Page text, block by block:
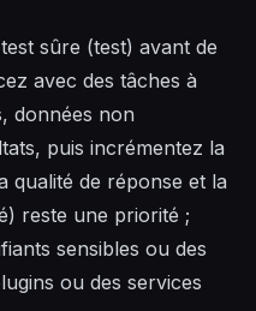
sûre (test) avant de
avec des tâches à
données non
puis incrémentez la
qualité de réponse et la
reste une priorité ;
sensibles ou des
ou des services